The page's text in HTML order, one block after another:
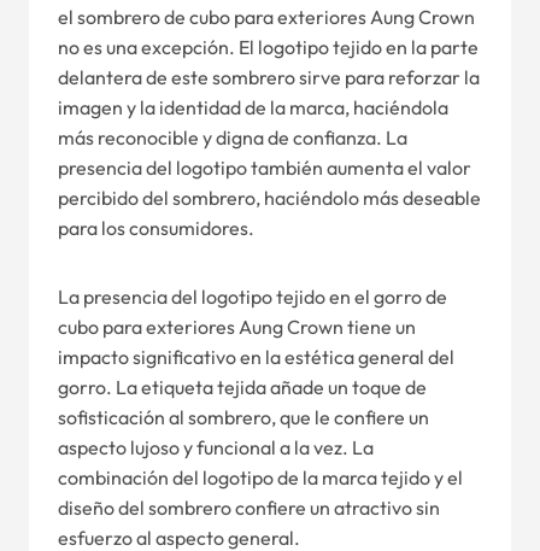
el sombrero de cubo para exteriores Aung Crown
no es una excepción. El logotipo tejido en la parte
delantera de este sombrero sirve para reforzar la
imagen y la identidad de la marca, haciéndola
más reconocible y digna de confianza. La
presencia del logotipo también aumenta el valor
percibido del sombrero, haciéndolo más deseable
para los consumidores.
La presencia del logotipo tejido en el gorro de
cubo para exteriores Aung Crown tiene un
impacto significativo en la estética general del
gorro. La etiqueta tejida añade un toque de
sofisticación al sombrero, que le confiere un
aspecto lujoso y funcional a la vez. La
combinación del logotipo de la marca tejido y el
diseño del sombrero confiere un atractivo sin
esfuerzo al aspecto general.